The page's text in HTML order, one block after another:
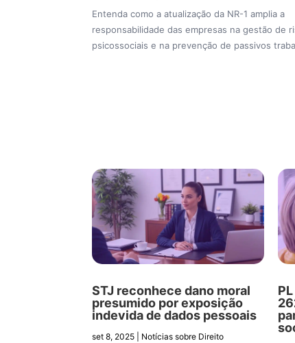
Entenda como a atualização da NR-1 amplia a
responsabilidade das empresas na gestão de
psicossociais e na prevenção de passivos
STJ reconhece dano moral
presumido por exposição
indevida de dados pessoais
set 8, 2025 Notícias sobre Direito